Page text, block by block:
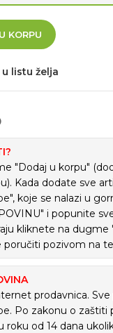
KORPU
listu želja
"Dodaj u korpu"
Kada dodate sve
koje se nalazi u
i popunite
kliknete na dugme
poručiti pozivom na
prodavnica.
Po zakonu o
roku od 14 dana